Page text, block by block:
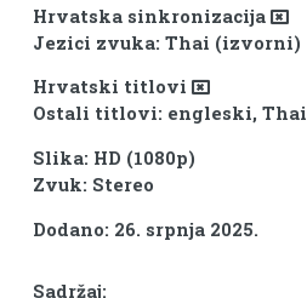
Hrvatska sinkronizacija
Jezici zvuka: Thai (izvorni)
Hrvatski titlovi
Ostali titlovi: engleski, Thai
Slika: HD (1080p)
Zvuk: Stereo
Dodano: 26. srpnja 2025.
Sadržaj: